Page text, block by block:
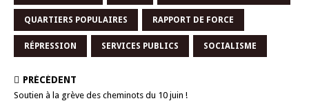
QUARTIERS POPULAIRES RAPPORT DE FORCE
RÉPRESSION SERVICES PUBLICS SOCIALISME
PRÉCÉDENT
Soutien à la grève des cheminots du 10 juin !